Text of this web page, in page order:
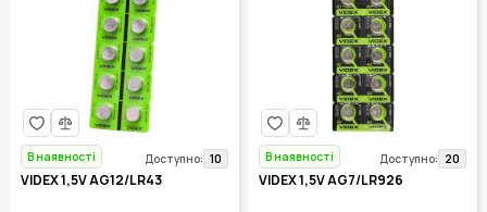
В наявності Доступно: 10
VIDEX 1,5V AG12/LR43
В наявності Доступно: 20
VIDEX 1,5V AG7/LR926